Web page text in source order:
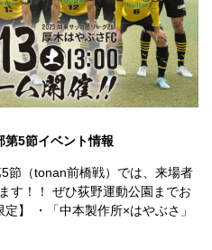
第5節イベント情報
節（tonan前橋戦）では、来場者
す！！ ぜひ荻野運動公園までお
】 ・「中本製作所×はやぶさ」